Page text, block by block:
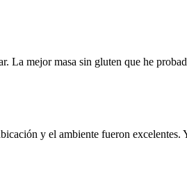
La mejor masa sin gluten que he
y el ambiente fueron